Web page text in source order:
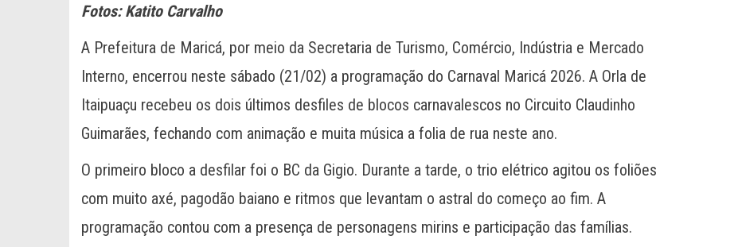
Fotos: Katito Carvalho
A Prefeitura de Maricá, por meio da Secretaria de Turismo, Comércio, Indústria e Mercado
Interno, encerrou neste sábado (21/02) a programação do Carnaval Maricá 2026. A Orla de
Itaipuaçu recebeu os dois últimos desfiles de blocos carnavalescos no Circuito Claudinho
Guimarães, fechando com animação e muita música a folia de rua neste ano.
O primeiro bloco a desfilar foi o BC da Gigio. Durante a tarde, o trio elétrico agitou os foliões
com muito axé, pagodão baiano e ritmos que levantam o astral do começo ao fim. A
programação contou com a presença de personagens mirins e participação das famílias.